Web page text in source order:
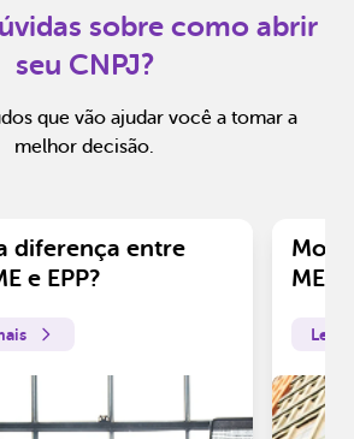
sobre como abrir
seu CNPJ?
que vão ajudar você a tomar a
melhor decisão.
diferença entre
e EPP?
ME?
Leia